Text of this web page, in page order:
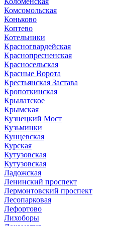
Комсомольская
Коньково
Коптево
Котельники
Красногвардейская
Краснопресненская
Красносельская
Красные Ворота
Крестьянская Застава
Кропоткинская
Крылатское
Крымская
Кузнецкий Мост
Кузьминки
Кунцевская
Курская
Кутузовская
Кутузовская
Ладожская
Ленинский проспект
Лермонтовский проспект
Лесопарковая
Лефортово
Лихоборы